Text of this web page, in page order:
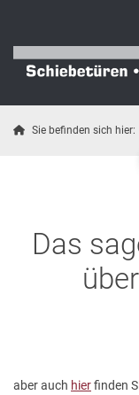
Sie befinden sich hier:
Das
aber auch hierfinden